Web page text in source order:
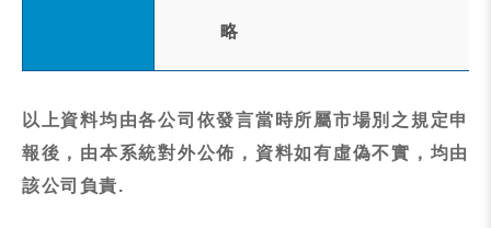
略
以上資料均由各公司依發言當時所屬市場別之規定申
報後，由本系統對外公佈，資料如有虛偽不實，均由
該公司負責.